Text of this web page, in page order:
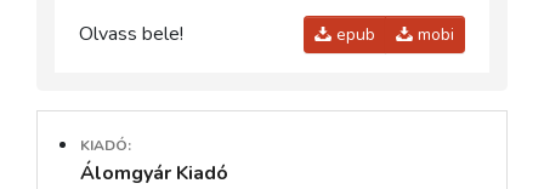
Olvass bele! epub mobi
KIADÓ:
Álomgyár Kiadó